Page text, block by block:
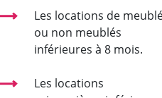
Les locations de
ou non meublés
inférieures à 8 mois.
Les locations